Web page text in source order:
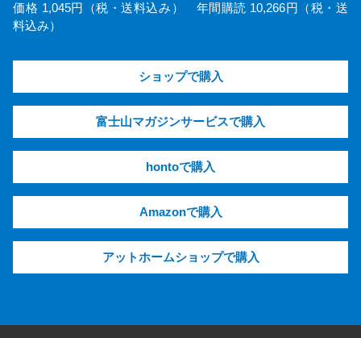
価格 1,045円（税・送料込み） 年間購読 10,266円（税・送
料込み）
ショップで購入
富士山マガジンサービスで購入
hontoで購入
Amazonで購入
アットホームショップで購入